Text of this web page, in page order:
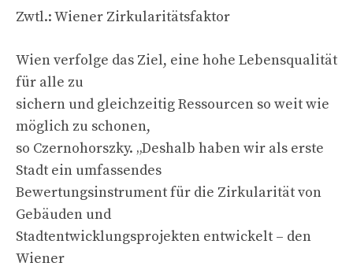
Zwtl.: Wiener Zirkularitätsfaktor
Wien verfolge das Ziel, eine hohe Lebensqualität
für alle zu
sichern und gleichzeitig Ressourcen so weit wie
möglich zu schonen,
so Czernohorszky. „Deshalb haben wir als erste
Stadt ein umfassendes
Bewertungsinstrument für die Zirkularität von
Gebäuden und
Stadtentwicklungsprojekten entwickelt – den
Wiener